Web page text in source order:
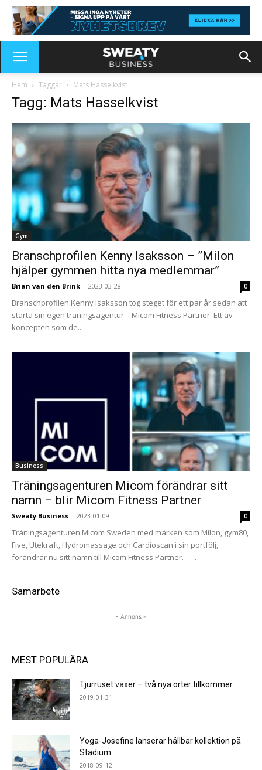
Hem Taggar Mats Hasselkvist
Tagg: Mats Hasselkvist
Gym
Branschprofilen Kenny Isaksson – ”Milon
hjälper gymmen hitta nya medlemmar”
Brian van den Brink - 2023-03-28 0
Branschprofilen Kenny Isaksson tog steget för ett par år sedan att
starta sin egen träningsagentur – Micom Fitness Partner. Ett av
koncepten som de...
Business
Träningsagenturen Micom förändrar sitt
namn – blir Micom Fitness Partner
Sweaty Business - 2023-01-09 0
Träningsagenturen Micom Sweden med märken som Milon, gym80,
Five, Utekraft, Hydromassage och Cardioscan i sin portfölj,
förändrar nu sitt namn till Micom Fitness Partner. –...
Samarbete
- Annons -
MEST POPULÄRA
Tjurruset växer – två nya orter tillkommer
2019-01-31
Yoga-Josefine lanserar hållbar kollektion på
Stadium
2018-09-12